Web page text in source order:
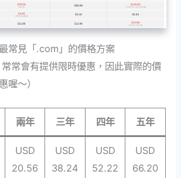
常見「.com」的價格方案
常會有提供限時優惠，因此實際的價
喔～）
兩年 三年 四年 五年
USD
20.56
USD
38.24
USD
52.22
USD
66.20